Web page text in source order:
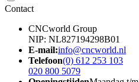
Contact
CNCworld Group
NIP: NL827194298B01
E-mail:info@cncworld.nl
Telefoon(0) 612 253 103
020 800 5079